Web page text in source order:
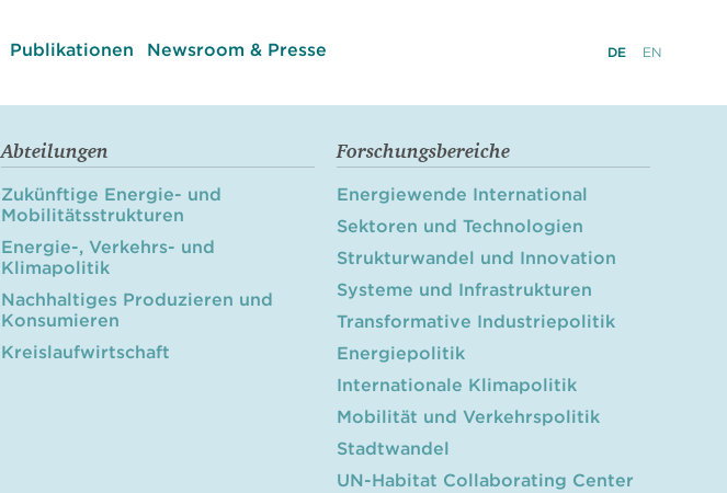
Publikationen Newsroom & Presse DE EN
Abteilungen
Zukünftige Energie- und
Mobilitätsstrukturen
Energie-, Verkehrs- und
Klimapolitik
Nachhaltiges Produzieren und
Konsumieren
Kreislaufwirtschaft
Forschungsbereiche
Energiewende International
Sektoren und Technologien
Strukturwandel und Innovation
Systeme und Infrastrukturen
Transformative Industriepolitik
Energiepolitik
Internationale Klimapolitik
Mobilität und Verkehrspolitik
Stadtwandel
UN-Habitat Collaborating Center